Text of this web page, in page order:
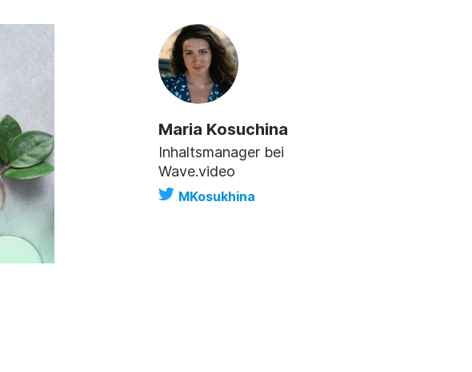
Maria Kosuchina
Inhaltsmanager bei
Wave.video
MKosukhina